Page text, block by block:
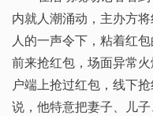
内就人潮涌动，主办方
人的一声令下，粘着红
前来抢红包，场面异常
户端上抢过红包，线下
说，他特意把妻子、儿